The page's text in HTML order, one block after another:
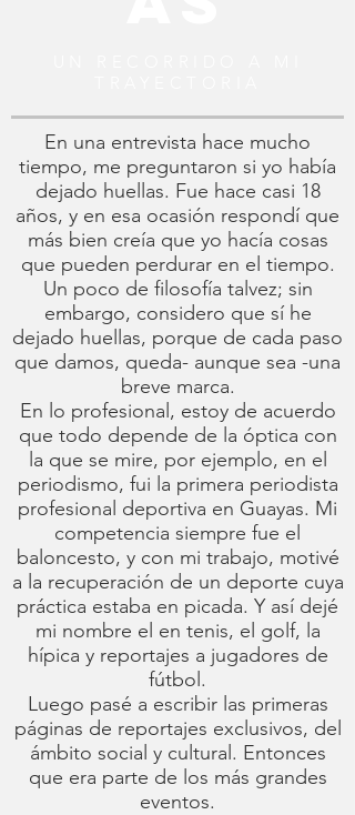
En una entrevista hace mucho
tiempo, me preguntaron si yo había
dejado huellas. Fue hace casi 18
años, y en esa ocasión respondí que
más bien creía que yo hacía cosas
que pueden perdurar en el tiempo.
Un poco de filosofía talvez; sin
embargo, considero que sí he
dejado huellas, porque de cada paso
que damos, queda- aunque sea -una
breve marca.
En lo profesional, estoy de acuerdo
que todo depende de la óptica con
la que se mire, por ejemplo, en el
periodismo, fui la primera periodista
profesional deportiva en Guayas. Mi
competencia siempre fue el
baloncesto, y con mi trabajo, motivé
a la recuperación de un deporte cuya
práctica estaba en picada. Y así dejé
mi nombre el en tenis, el golf, la
hípica y reportajes a jugadores de
fútbol.
Luego pasé a escribir las primeras
páginas de reportajes exclusivos, del
ámbito social y cultural. Entonces
que era parte de los más grandes
eventos.